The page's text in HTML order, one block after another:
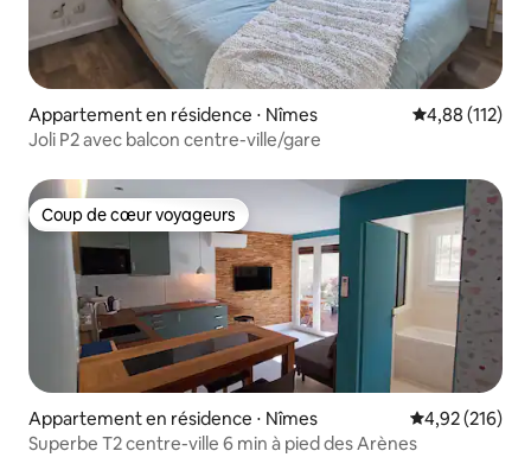
Appartement en résidence ⋅ Nîmes Évaluation
4,88 (112)
Joli P2 avec balcon centre-ville/gare
Coup de cœur voyageurs
Coup de cœur voyageurs
Appartement en résidence ⋅ Nîmes Évaluation
4,92 (216)
Superbe T2 centre-ville 6 min à pied des Arènes